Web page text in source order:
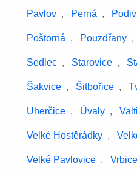
Pavlov , Perná ,
Poštorná , Pouzdřany ,
Sedlec , Starovice ,
Šakvice , Šitbořice ,
Uherčice , Úvaly ,
Velké Hostěrádky ,
Velké Pavlovice , Vrbice